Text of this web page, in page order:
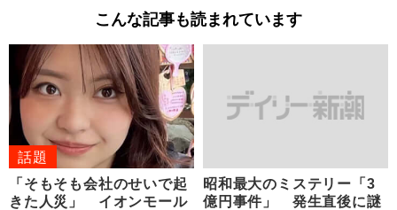
こんな記事も読まれています
話題
「そもそも会社のせいで起
きた人災」 イオンモール
昭和最大のミステリー「3
億円事件」 発生直後に謎